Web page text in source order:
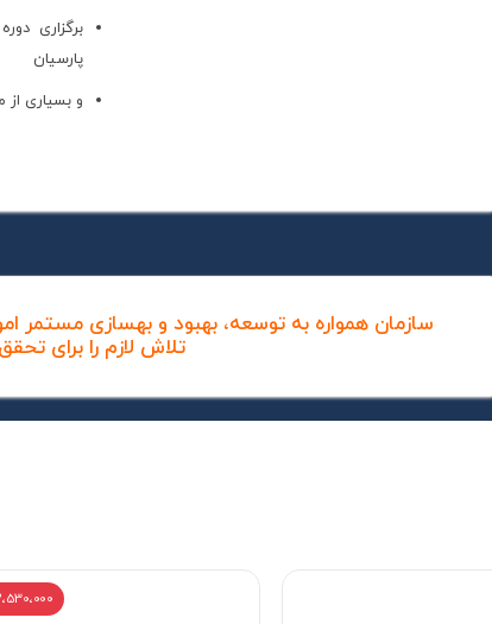
پارسیان
و بسیاری از
سازمان همواره به توسعه، بهبود و بهسازی مستمر
تلاش لازم را برای
2،530،000